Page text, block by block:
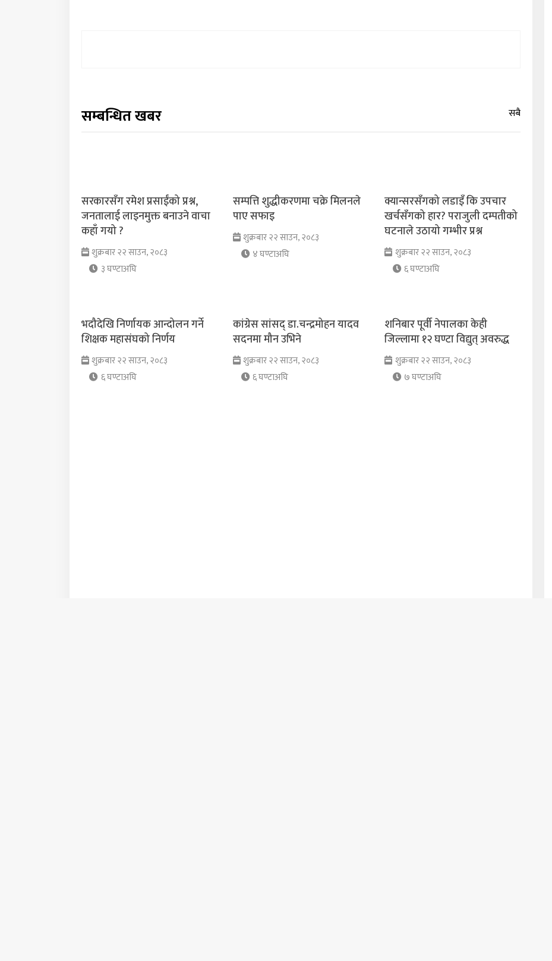
सम्बन्धित खबर
सरकारसँग रमेश प्रसाईंको प्रश्न,
जनतालाई लाइनमुक्त बनाउने वाचा
कहाँ गयो ?
शुक्रबार २२ साउन, २०८३
३ घण्टाअघि
सम्पत्ति शुद्धीकरणमा चक्रे मिलनले
पाए सफाइ
शुक्रबार २२ साउन, २०८३
४ घण्टाअघि
क्यान्सरसँगको लडाइँ कि उपचार
खर्चसँगको हार? पराजुली दम्पतीको
घटनाले उठायो गम्भीर प्रश्न
शुक्रबार २२ साउन, २०८३
६ घण्टाअघि
भदौदेखि निर्णायक आन्दोलन गर्ने
शिक्षक महासंघको निर्णय
शुक्रबार २२ साउन, २०८३
६ घण्टाअघि
कांग्रेस सांसद् डा‍‍.चन्द्रमोहन यादव
सदनमा मौन उभिने
शुक्रबार २२ साउन, २०८३
६ घण्टाअघि
शनिबार पूर्वी नेपालका केही
जिल्लामा १२ घण्टा विद्युत् अवरुद्ध
शुक्रबार २२ साउन, २०८३
७ घण्टाअघि